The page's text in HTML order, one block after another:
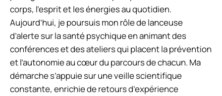
corps, l’esprit et les énergies au quotidien.
Aujourd’hui, je poursuis mon rôle de lanceuse
d’alerte sur la santé psychique en animant des
conférences et des ateliers qui placent la prévention
et l’autonomie au cœur du parcours de chacun. Ma
démarche s’appuie sur une veille scientifique
constante, enrichie de retours d’expérience